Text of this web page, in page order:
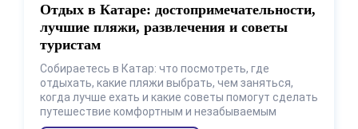
Отдых в Катаре: достопримечательности,
лучшие пляжи, развлечения и советы
туристам
Собираетесь в Катар: что посмотреть, где
отдыхать, какие пляжи выбрать, чем заняться,
когда лучше ехать и какие советы помогут сделать
путешествие комфортным и незабываемым